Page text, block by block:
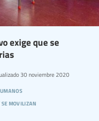
exige que se
movilizan
30 noviembre 2020